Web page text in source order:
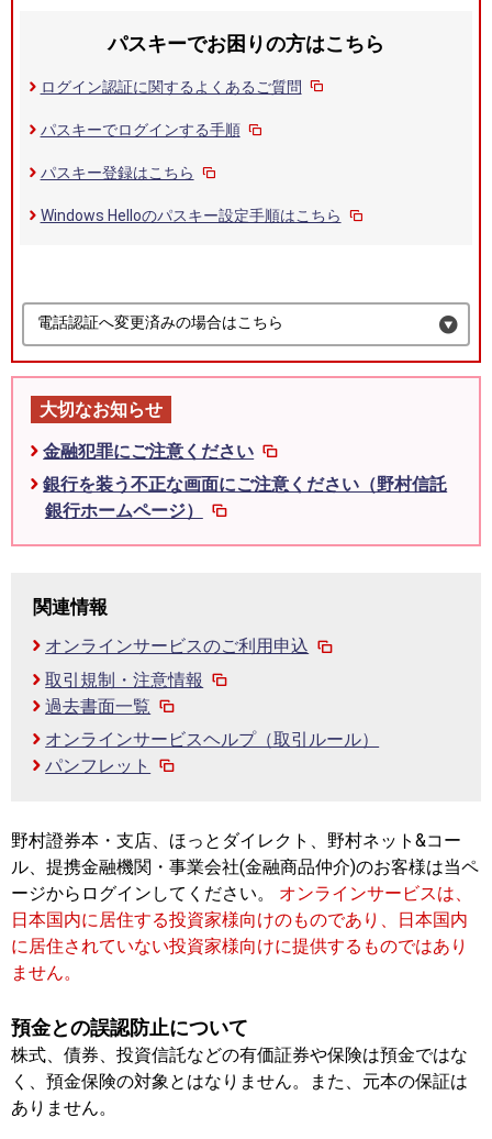
パスキーでお困りの方はこちら
ログイン認証に関するよくあるご質問
パスキーでログインする手順
パスキー登録はこちら
Windows Helloのパスキー設定手順はこちら
電話認証へ変更済みの場合はこちら
大切なお知らせ
金融犯罪にご注意ください
銀行を装う不正な画面にご注意ください（野村信託
銀行ホームページ）
関連情報
オンラインサービスのご利用申込
取引規制・注意情報
過去書面一覧
オンラインサービスヘルプ（取引ルール）
パンフレット
野村證券本・支店、ほっとダイレクト、野村ネット&コー
ル、提携金融機関・事業会社(金融商品仲介)のお客様は当ペ
ージからログインしてください。 オンラインサービスは、
日本国内に居住する投資家様向けのものであり、日本国内
に居住されていない投資家様向けに提供するものではあり
ません。
預金との誤認防止について
株式、債券、投資信託などの有価証券や保険は預金ではな
く、預金保険の対象とはなりません。また、元本の保証は
ありません。